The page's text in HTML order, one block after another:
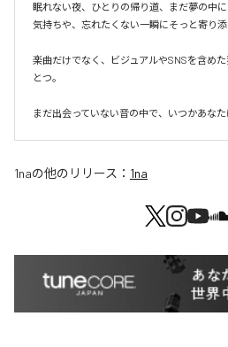
眠れない夜、ひとりの帰り道、まだ夢の中
気持ちや、忘れたくない一瞬にそっと寄り添
楽曲だけでなく、ビジュアルやSNSを含め
とつ。
まだ出会っていない音の中で、いつかあなた
1naの他のリリース： 1na